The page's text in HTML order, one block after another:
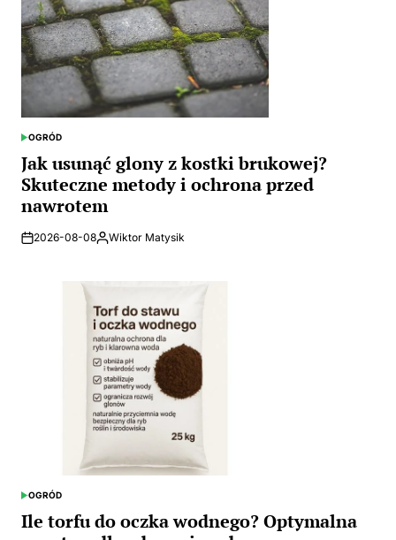
POSTED
IN
OGRÓD
Jak usunąć glony z kostki brukowej?
Skuteczne metody i ochrona przed
nawrotem
2026-08-08Posted
Wiktor Matysik
POSTED
IN
OGRÓD
Ile torfu do oczka wodnego? Optymalna